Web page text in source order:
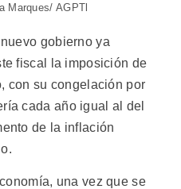
Marques/ AGPTl
gobierno ya
fiscal la imposición de
con su congelación por
cada año igual al del
de la inflación
una vez que se